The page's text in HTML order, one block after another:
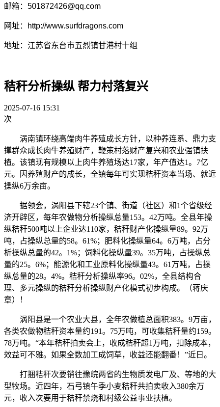
邮箱：501872426@qq.com
网址：http://www.surfdragons.com
地址：江苏省东台市五烈镇甘港村十组
秸秆分析操纵 帮力村落复兴
2025-07-16 15:31
次
涡南镇环绕高端肉牛养殖成长方针，以种养连系、鼎力支
撑群众成长肉牛养殖财产，鞭策村落财产复兴和农业强镇扶
植。该镇现有规模以上肉牛养殖场达17家，年产值达1。7亿
元。因养殖财产的成长，全镇每年可实现秸秆资本当场、就近
操纵6万余亩。
据领会，涡阳县下辖23个镇、街道（社区）和1个省级经
济开辟区，每年农做物分析操纵总量153。42万吨。全县年操
纵秸秆500吨以上企业达110家，秸秆财产化操纵量89。92万
吨，占操纵总量的58。61%；肥料化操纵量64。6万吨，占分
析操纵总量的42。1%；饲料化操纵量39。35万吨，占操纵总
量的25。6%；能源化和工业原料化操纵量43。61万吨，占操
纵总量的28。4%。秸秆分析操纵率96。02%，全县结构合
理、多元操纵的秸秆分析操纵财产化模式初步构成。（蒋庆
章）！
涡阳县是一个农业大县，全年农做植总面积383。9万亩，
各类农做物秸秆资本量约191。75万吨，可收集秸秆量约159。
78万吨。“本年秸秆拍卖会上，收成秸秆超1万吨，扣除成本，
效益可不雅。如果全数加工成饲草，收益还能翻番！”近日。
打捆秸秆次要销往豫皖两省的生物质发电厂及、等地的大
型牧场。近四年，石弓镇午季小麦秸秆共拍卖收入380余万
元，收入次要用于秸秆禁烧和村级公益事业扶植。